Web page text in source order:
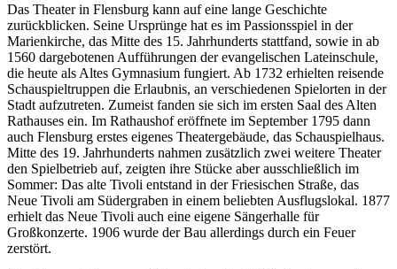
Das Theater in Flensburg kann auf eine lange Geschichte
zurückblicken. Seine Ursprünge hat es im Passionsspiel in der
Marienkirche, das Mitte des 15. Jahrhunderts stattfand, sowie in ab
1560 dargebotenen Aufführungen der evangelischen Lateinschule,
die heute als Altes Gymnasium fungiert. Ab 1732 erhielten reisende
Schauspieltruppen die Erlaubnis, an verschiedenen Spielorten in der
Stadt aufzutreten. Zumeist fanden sie sich im ersten Saal des Alten
Rathauses ein. Im Rathaushof eröffnete im September 1795 dann
auch Flensburg erstes eigenes Theatergebäude, das Schauspielhaus.
Mitte des 19. Jahrhunderts nahmen zusätzlich zwei weitere Theater
den Spielbetrieb auf, zeigten ihre Stücke aber ausschließlich im
Sommer: Das alte Tivoli entstand in der Friesischen Straße, das
Neue Tivoli am Südergraben in einem beliebten Ausflugslokal. 1877
erhielt das Neue Tivoli auch eine eigene Sängerhalle für
Großkonzerte. 1906 wurde der Bau allerdings durch ein Feuer
zerstört.